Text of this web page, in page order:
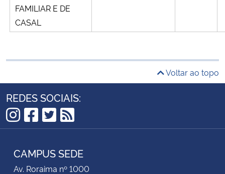
FAMILIAR E DE
CASAL
Voltar ao topo
REDES SOCIAIS:
Instagram
Facebook
Twitter
RSS
CAMPUS SEDE
Av. Roraima nº 1000